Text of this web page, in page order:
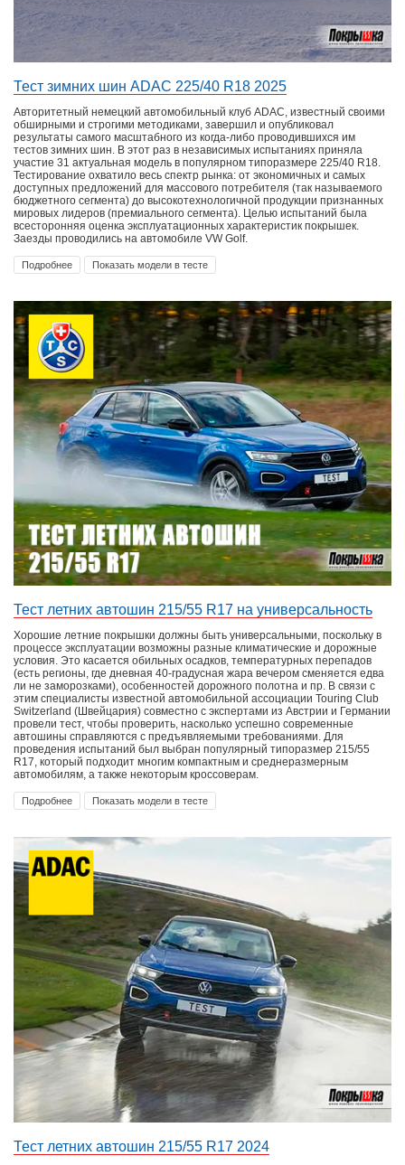
Тест зимних шин ADAC 225/40 R18 2025
Авторитетный немецкий автомобильный клуб ADAC, известный своими
обширными и строгими методиками, завершил и опубликовал
результаты самого масштабного из когда-либо проводившихся им
тестов зимних шин. В этот раз в независимых испытаниях приняла
участие 31 актуальная модель в популярном типоразмере 225/40 R18.
Тестирование охватило весь спектр рынка: от экономичных и самых
доступных предложений для массового потребителя (так называемого
бюджетного сегмента) до высокотехнологичной продукции признанных
мировых лидеров (премиального сегмента). Целью испытаний была
всесторонняя оценка эксплуатационных характеристик покрышек.
Заезды проводились на автомобиле VW Golf.
Подробнее Показать модели в тесте
Тест летних автошин 215/55 R17 на универсальность
Хорошие летние покрышки должны быть универсальными, поскольку в
процессе эксплуатации возможны разные климатические и дорожные
условия. Это касается обильных осадков, температурных перепадов
(есть регионы, где дневная 40-градусная жара вечером сменяется едва
ли не заморозками), особенностей дорожного полотна и пр. В связи с
этим специалисты известной автомобильной ассоциации Touring Club
Switzerland (Швейцария) совместно с экспертами из Австрии и Германии
провели тест, чтобы проверить, насколько успешно современные
автошины справляются с предъявляемыми требованиями. Для
проведения испытаний был выбран популярный типоразмер 215/55
R17, который подходит многим компактным и среднеразмерным
автомобилям, а также некоторым кроссоверам.
Подробнее Показать модели в тесте
Тест летних автошин 215/55 R17 2024